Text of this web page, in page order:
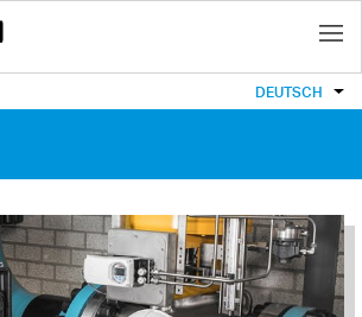
DEUTSCH